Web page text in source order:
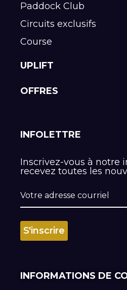
Paddock Club
Circuits exclusifs
Course
UPLIFT
OFFRES
INFOLETTRE
Inscrivez-vous à notre
recevez toutes les
INFORMATIONS DE